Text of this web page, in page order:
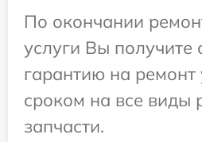
По окончании
услуги Вы
гарантию на ремонт
сроком на все виды
запчасти.